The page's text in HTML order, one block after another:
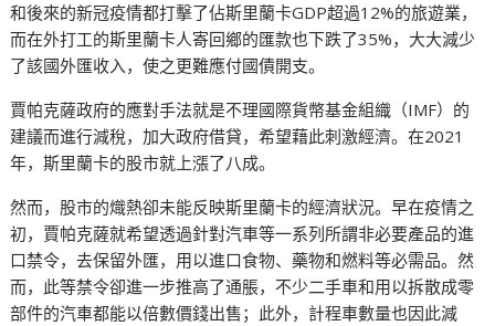
和後來的新冠疫情都打擊了佔斯里蘭卡GDP超過12%的旅遊業，
而在外打工的斯里蘭卡人寄回鄉的匯款也下跌了35%，大大減少
了該國外匯收入，使之更難應付國債開支。
賈帕克薩政府的應對手法就是不理國際貨幣基金組織（IMF）的
建議而進行減稅，加大政府借貸，希望藉此刺激經濟。在2021
年，斯里蘭卡的股市就上漲了八成。
然而，股市的熾熱卻未能反映斯里蘭卡的經濟狀況。早在疫情之
初，賈帕克薩就希望透過針對汽車等一系列所謂非必要產品的進
口禁令，去保留外匯，用以進口食物、藥物和燃料等必需品。然
而，此等禁令卻進一步推高了通脹，不少二手車和用以拆散成零
部件的汽車都能以倍數價錢出售；此外，計程車數量也因此減